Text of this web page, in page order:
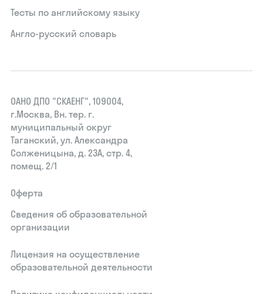
Тесты по английскому языку
Англо-русский словарь
ОАНО ДПО "СКАЕНГ", 109004,
г.Москва, Вн. тер. г.
муниципальный округ
Таганский, ул. Александра
Солженицына, д. 23А, стр. 4,
помещ. 2/1
Оферта
Сведения об образовательной
организации
Лицензия на осуществление
образовательной деятельности